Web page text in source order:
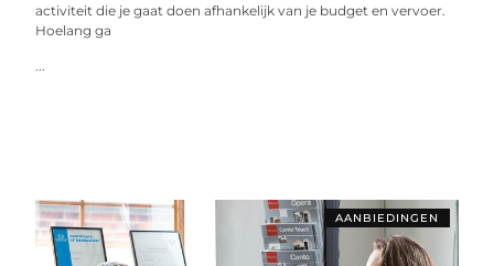
activiteit die je gaat doen afhankelijk van je budget en vervoer.
Hoelang ga
...
AANBIEDINGEN